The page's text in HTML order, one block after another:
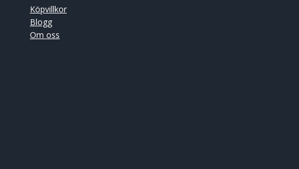
Köpvillkor
Blogg
Om oss